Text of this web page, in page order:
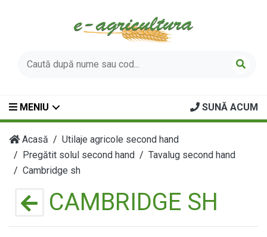
MENIU SUNĂ ACUM
Acasă
Utilaje agricole second hand
Pregătit solul second hand
Tavalug second hand
Cambridge sh
CAMBRIDGE SH